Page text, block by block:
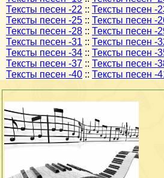
Тексты песен -22 :: Тексты песен -
Тексты песен -25 :: Тексты песен -
Тексты песен -28 :: Тексты песен -
Тексты песен -31 :: Тексты песен -
Тексты песен -34 :: Тексты песен -
Тексты песен -37 :: Тексты песен -
Тексты песен -40 :: Тексты песен -